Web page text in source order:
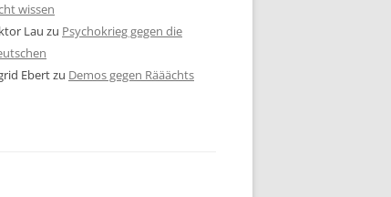
wissen
Lau zu Psychokrieg gegen die
Ebertzu Demos gegen Rääächts